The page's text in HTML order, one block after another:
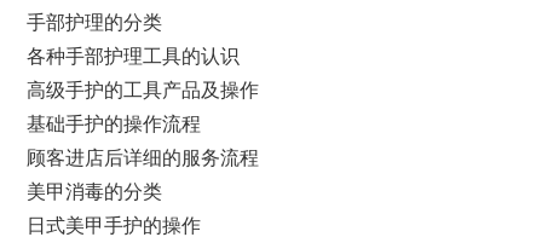
手部护理的分类
各种手部护理工具的认识
高级手护的工具产品及操作
基础手护的操作流程
顾客进店后详细的服务流程
美甲消毒的分类
日式美甲手护的操作